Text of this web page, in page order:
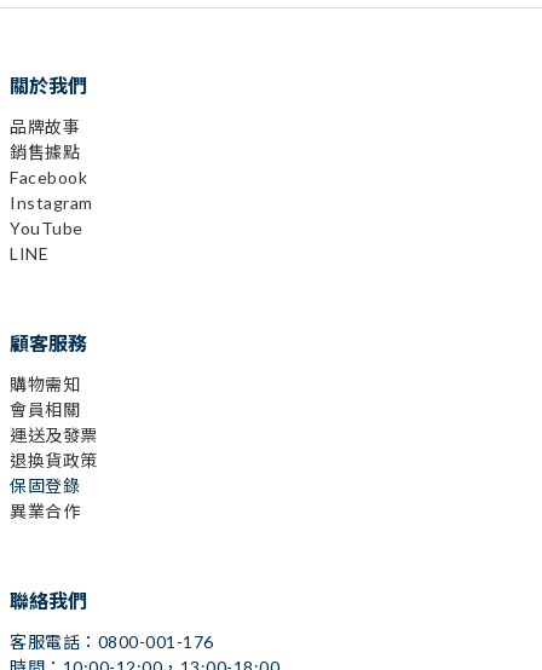
關於我們
品牌故事
銷售據點
Facebook
Instagram
YouTube
LINE
顧客服務
購物需知
會員相關
運送及發票
退換貨政策
保固登錄
異業合作
聯絡我們
客服電話：0800-001-176